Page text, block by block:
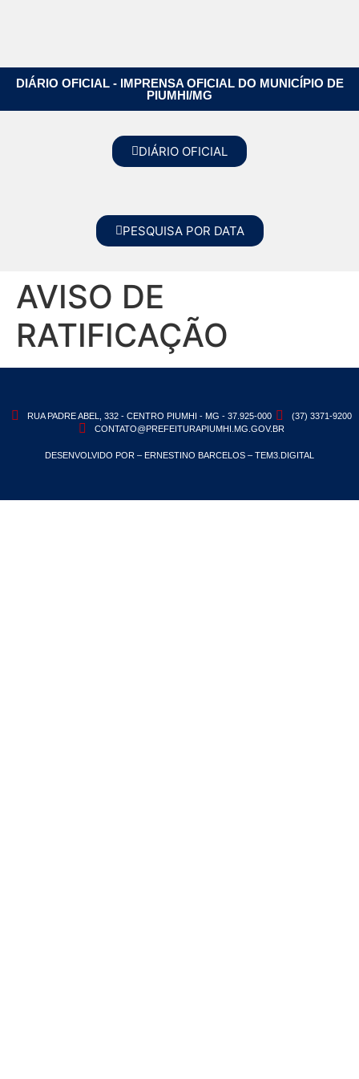
DIÁRIO OFICIAL - IMPRENSA OFICIAL DO MUNICÍPIO DE
PIUMHI/MG
DIÁRIO OFICIAL
PESQUISA POR DATA
AVISO DE
RATIFICAÇÃO
RUA PADRE ABEL, 332 - CENTRO PIUMHI - MG - 37.925-000
(37) 3371-9200
CONTATO@PREFEITURAPIUMHI.MG.GOV.BR
DESENVOLVIDO POR – ERNESTINO BARCELOS – TEM3.DIGITAL